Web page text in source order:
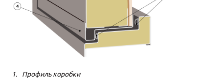
Профиль коробки